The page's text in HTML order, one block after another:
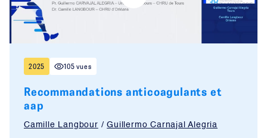
2025 105 vues
Recommandations anticoagulants et
aap
Camille Langbour /Guillermo Carnajal Alegria